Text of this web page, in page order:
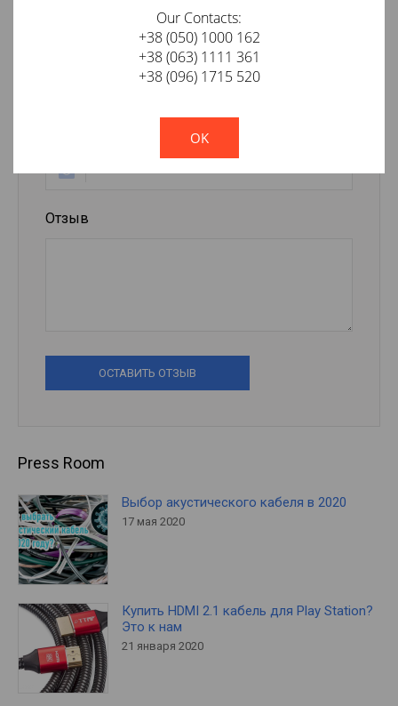
Оставить отзыв о товаре
Отзыв
ОСТАВИТЬ ОТЗЫВ
Press Room
Выбор акустического кабеля в 2020
17 мая 2020
Купить HDMI 2.1 кабель для Play Station?
Это к нам
21 января 2020
Our Contacts:
+38 (050) 1000 162
+38 (063) 1111 361
+38 (096) 1715 520
!
Not valid!
OK